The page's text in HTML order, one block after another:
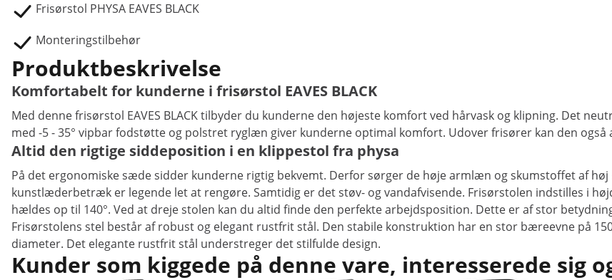
Frisørstol PHYSA EAVES BLACK
Monteringstilbehør
Produktbeskrivelse
Komfortabelt for kunderne i frisørstol EAVES BLACK
Med denne frisørstol EAVES BLACK tilbyder du kunderne den højeste komfort ved hårvask og klipning. Det
med -5 - 35° vipbar fodstøtte og polstret ryglæn giver kunderne optimal komfort. Udover frisører kan den
Altid den rigtige siddeposition i en klippestol fra physa
På det ergonomiske sæde sidder kunderne rigtig bekvemt. Derfor sørger de høje armlæn og skumstoffet af
kunstlæderbetræk er legende let at rengøre. Samtidig er det støv- og vandafvisende. Frisørstolen indstilles i
hældes op til 140°. Ved at dreje stolen kan du altid finde den perfekte arbejdsposition. Dette er af stor
Frisørstolens stel består af robust og elegant rustfrit stål. Den stabile konstruktion har en stor bæreevne på
diameter. Det elegante rustfrit stål understreger det stilfulde design.
Kunder som kiggede på denne vare, interesserede sig